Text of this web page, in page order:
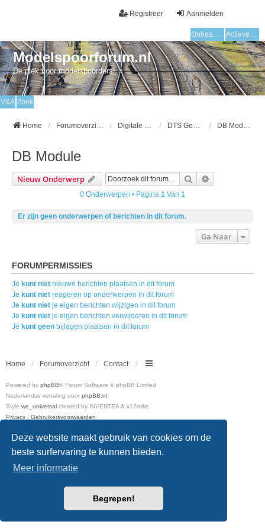
Deze website maakt gebruik van cookies om de
beste surfervaring te kunnen bieden.
Meer informatie
Begrepen!
Aanmelden
Registreer
Onbeantwoorde onderwerpen Actieve onderwerpen
Modelspoorforum.nl
De plek voor modelspoorders!
V&A Zoek
Home Forumoverzicht Digitale modelspoor DTS Gebruikersgroep DB Module
DB Module
Nieuw Onderwerp Zoek
0 Onderwerpen • Pagina 1 Van 1
Er zijn geen onderwerpen of berichten in dit forum.
Ga Naar
FORUMPERMISSIES
Je kunt niet nieuwe berichten plaatsen in dit forum
Je kunt niet reageren op onderwerpen in dit forum
Je kunt niet je eigen berichten wijzigen in dit forum
Je kunt niet je eigen berichten verwijderen in dit forum
Je kunt geen bijlagen plaatsen in dit forum
Home Forumoverzicht Contact
Powered by phpBB® Forum Software © phpBB Limited
Nederlandse vertaling door phpBB.nl
Style we_universal created by INVENTEA & v12mike
Privacy | Gebruikersvoorwaarden